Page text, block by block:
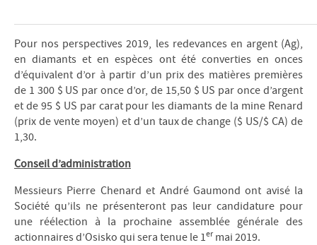
Pour nos perspectives 2019, les redevances en argent (Ag),
en diamants et en espèces ont été converties en onces
d’équivalent d’or à partir d’un prix des matières premières
de 1 300 $ US par once d’or, de 15,50 $ US par once d’argent
et de 95 $ US par carat pour les diamants de la mine Renard
(prix de vente moyen) et d’un taux de change ($ US/$ CA) de
1,30.
Conseil d’administration
Messieurs Pierre Chenard et André Gaumond ont avisé la
Société qu’ils ne présenteront pas leur candidature pour
une réélection à la prochaine assemblée générale des
actionnaires d’Osisko qui sera tenue le 1er mai 2019.